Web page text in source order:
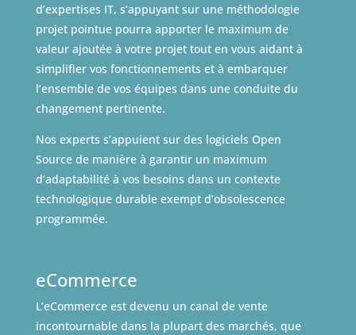
d’expertises IT, s’appuyant sur une méthodologie
projet pointue pourra apporter le maximum de
valeur ajoutée à votre projet tout en vous aidant à
simplifier vos fonctionnements et à embarquer
l’ensemble de vos équipes dans une conduite du
changement pertinente.
Nos experts s’appuient sur des logiciels Open
Source de manière à garantir un maximum
d’adaptabilité à vos besoins dans un contexte
technologique durable exempt d’obsolescence
programmée.
eCommerce
L’eCommerce est devenu un canal de vente
incontournable dans la plupart des marchés, que